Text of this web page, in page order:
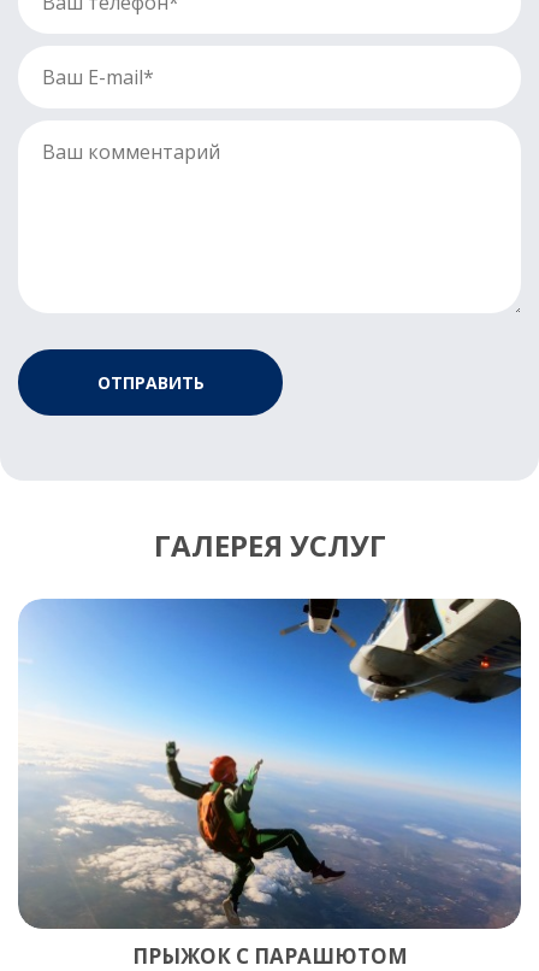
ГАЛЕРЕЯ УСЛУГ
ПРЫЖОК С ПАРАШЮТОМ